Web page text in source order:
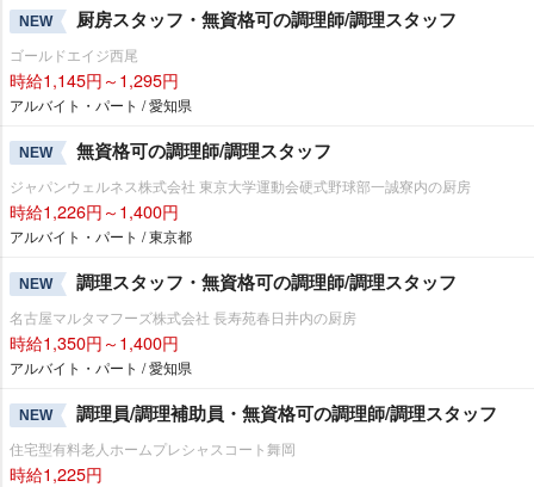
NEW 厨房スタッフ・無資格可の調理師/調理スタッフ
ゴールドエイジ西尾
時給1,145円～1,295円
アルバイト・パート / 愛知県
NEW 無資格可の調理師/調理スタッフ
ジャパンウェルネス株式会社 東京大学運動会硬式野球部一誠寮内の厨房
時給1,226円～1,400円
アルバイト・パート / 東京都
NEW 調理スタッフ・無資格可の調理師/調理スタッフ
名古屋マルタマフーズ株式会社 長寿苑春日井内の厨房
時給1,350円～1,400円
アルバイト・パート / 愛知県
NEW 調理員/調理補助員・無資格可の調理師/調理スタッフ
住宅型有料老人ホームプレシャスコート舞岡
時給1,225円